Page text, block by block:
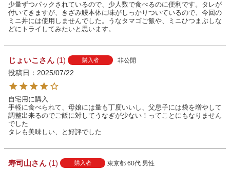
少量ずつパックされているので、少人数で食べるのに便利です。タレが
付いてきますが、きざみ鰻本体に味がしっかりついているので、今回の
ミニ丼には使用しませんでした。うなタマゴご飯や、ミニひつまぶしな
どにトライしてみたいと思います。
じょいこ 1 購入者 非公開
投稿日 2025/07/22
自宅用に購入
手軽に食べられて、母娘には量も丁度いいし、父息子には袋を増やして
調整出来るのでご飯に対してうなぎが少ない！ってことにもなりません
でした
タレも美味しい、と好評でした
寿司山 1 購入者 東京都 60代 男性